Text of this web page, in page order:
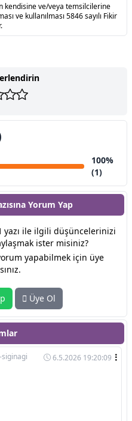
kendisine ve/veya temsilcilerine
ve kullanılması 5846 sayılı Fikir
100%
(1)
Yorum Yap
yazı ile ilgili düşüncelerinizi
ister misiniz?
yapabilmek için üye
Üye Ol
6.5.2026 19:20:09